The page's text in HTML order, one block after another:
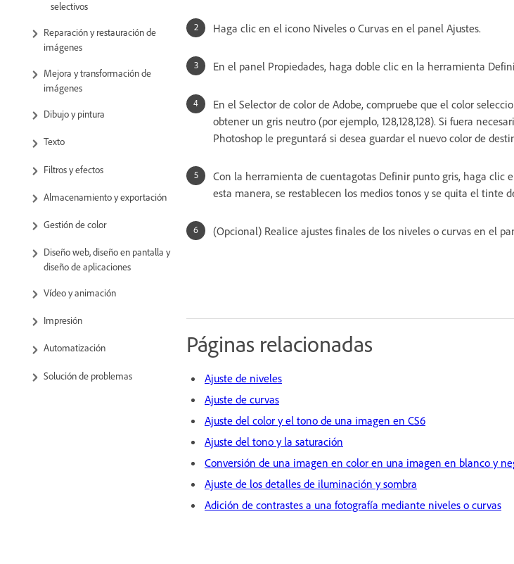
selectivos
Reparación y restauración de
imágenes
Mejora y transformación de
imágenes
Dibujo y pintura
Texto
Filtros y efectos
Almacenamiento y exportación
Gestión de color
Diseño web, diseño en pantalla y
diseño de aplicaciones
Vídeo y animación
Impresión
Automatización
Solución de problemas
Haga clic en el icono Niveles o Curvas en el panel Ajustes.
En el panel Propiedades, haga doble clic en la herramienta
En el Selector de color de Adobe, compruebe que el color
obtener un gris neutro (por ejemplo, 128,128,128). Si fuera
Photoshop le preguntará si desea guardar el nuevo color de
Con la herramienta de cuentagotas Definir punto gris, haga clic
esta manera, se restablecen los medios tonos y se quita el tinte
(Opcional) Realice ajustes finales de los niveles o curvas en el
Páginas relacionadas
Ajuste de niveles
Ajuste de curvas
Ajuste del color y el tono de una imagen en CS6
Ajuste del tono y la saturación
Conversión de una imagen en color en una imagen en blanco y
Ajuste de los detalles de iluminación y sombra
Adición de contrastes a una fotografía mediante niveles o curvas